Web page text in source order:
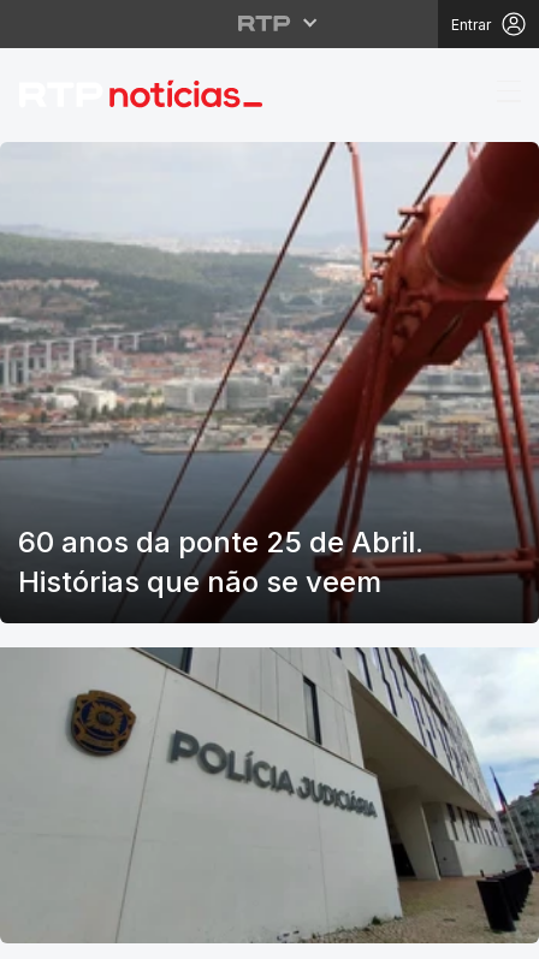
Entrar
RTP Notícias
60 anos da ponte 25 de Abril.
Histórias que não se veem